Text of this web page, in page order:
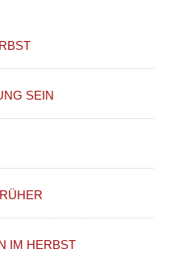
SEIN
IM HERBST